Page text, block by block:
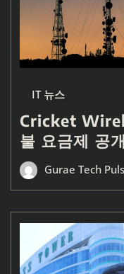
IT 뉴스
Cricket
불 요금제 공개
Gurae Tech